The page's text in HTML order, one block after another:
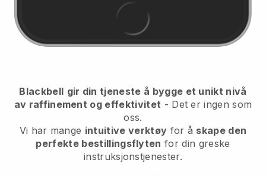
Blackbell gir din tjeneste å bygge et unikt nivå
av raffinement og effektivitet - Det er ingen som
oss.
Vi har mange intuitive verktøy for å skape den
perfekte bestillingsflyten for din greske
instruksjonstjenester.